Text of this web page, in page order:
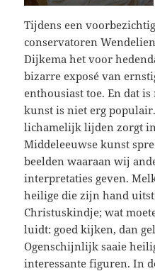
Tijdens een
conservatoren
Dijkema het voor
bizarre exposé van
enthousiast toe. En dat
kunst is niet erg
lichamelijk lijden zorgt
Middeleeuwse kunst
beelden waaraan wij
interpretaties geven.
heilige die zijn hand
Christuskindje; wat
luidt: goed kijken, dan
Ogenschijnlijk saaie
interessante figuren. In